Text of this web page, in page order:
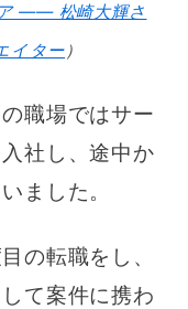
―― 松崎大輝さ
イター）
職場ではサー
社し、途中か
ました。
の転職をし、
て案件に携わ